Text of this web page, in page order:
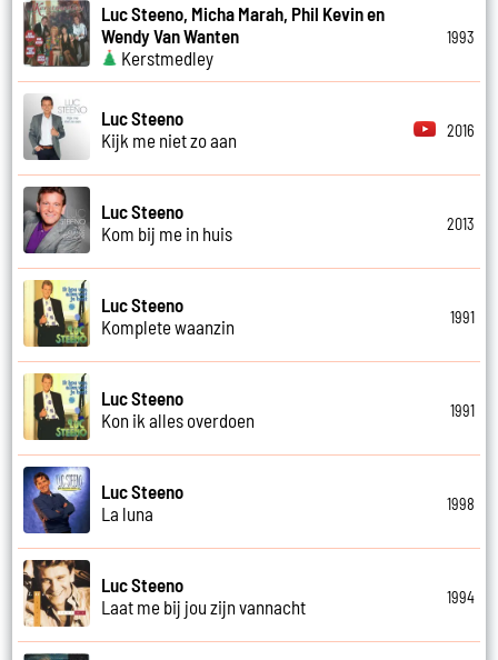
Luc Steeno, Micha Marah, Phil Kevin en
Wendy Van Wanten
Kerstmedley
1993
Luc Steeno
Kijk me niet zo aan
2016
Luc Steeno
Kom bij me in huis
2013
Luc Steeno
Komplete waanzin
1991
Luc Steeno
Kon ik alles overdoen
1991
Luc Steeno
La luna
1998
Luc Steeno
Laat me bij jou zijn vannacht
1994